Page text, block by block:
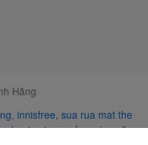
Hãng
, innisfree, sua rua mat the
,dau tay trang cleansing oil